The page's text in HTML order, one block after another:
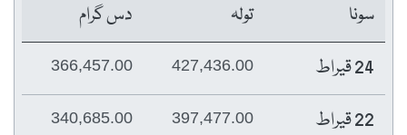
سونا
تولہ
دس گرام
24 قیراط
427,436.00
366,457.00
22 قیراط 397,477.00
340,685.00